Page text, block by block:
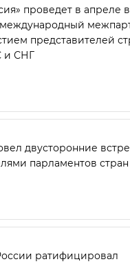
проведет в апреле в
представителей
и СНГ
двусторонние
парламентов
ратифицировал